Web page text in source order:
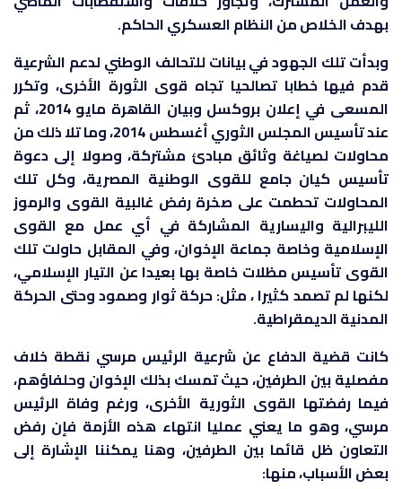
بهدف الخلاص من النظام العسكري الحاكم.
وبدأت تلك الجهود في بيانات للتحالف الوطني لدعم الشرعية
قدم فيها خطابا تصالحيا تجاه قوى الثورة الأخرى، وتكرر
المسعى في إعلان بروكسل وبيان القاهرة مايو 2014، ثم
عند تأسيس المجلس الثوري أغسطس 2014، وما تلا ذلك من
محاولات لصياغة وثائق مبادئ مشتركة، وصولا إلى دعوة
تأسيس كيان جامع للقوى الوطنية المصرية، وكل تلك
المحاولات تحطمت على صخرة رفض غالبية القوى والرموز
الليبرالية واليسارية المشاركة في أي عمل مع القوى
الإسلامية وخاصة جماعة الإخوان، وفي المقابل حاولت تلك
القوى تأسيس مظلات خاصة بها بعيدا عن التيار الإسلامي،
لكنها لم تصمد كثيرا ، مثل: حركة ثوار وصمود وحتى الحركة
المدنية الديمقراطية.
كانت قضية الدفاع عن شرعية الرئيس مرسي نقطة خلاف
مفصلية بين الطرفين، حيث تمسك بذلك الإخوان وحلفاؤهم،
فيما رفضتها القوى الثورية الأخرى، ورغم وفاة الرئيس
مرسي، وهو ما يعني عمليا انتهاء هذه الأزمة فإن رفض
التعاون ظل قائما بين الطرفين، وهنا يمكننا الإشارة إلى
بعض الأسباب، منها: